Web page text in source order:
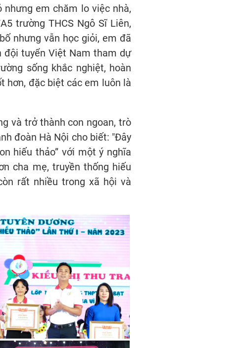
em chăm lo việc nhà,
trường THCS Ngô Sĩ Liên,
nhưng vẫn học giỏi, em đã
đội tuyển Việt Nam tham dự
sống khắc nghiệt, hoàn
hơn, đặc biệt các em luôn là
và trở thành con ngoan, trò
đoàn Hà Nội cho biết: "Đây
hiếu thảo” với một ý nghĩa
cha mẹ, truyền thống hiếu
rất nhiều trong xã hội và